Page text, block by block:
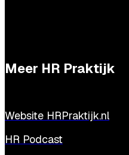
Meer HR Praktijk
Website HRPraktijk.nl
HR Podcast